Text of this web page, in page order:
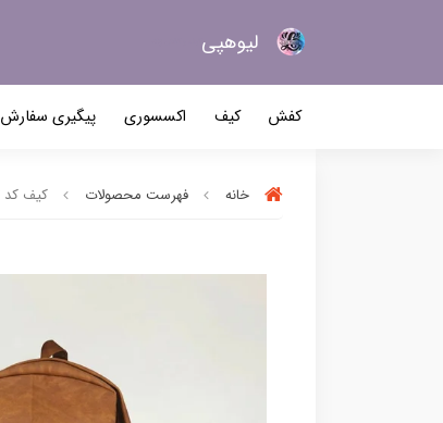
لیو‌هپی
کفش کیف اکسسوری پیگیری سفارش
خانه فهرست محصولات کیف کد 9837